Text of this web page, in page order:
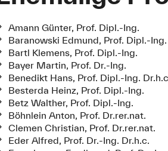
Amann Günter, Prof. Dipl.-Ing.
Baranowski Edmund, Prof. Dipl.-Ing.
Bartl Klemens, Prof. Dipl.-Ing.
Bayer Martin, Prof. Dr.-Ing.
Benedikt Hans, Prof. Dipl.-Ing.
Besterda Heinz, Prof. Dipl.-Ing.
Betz Walther, Prof. Dipl.-Ing.
Böhnlein Anton, Prof. Dr.rer.nat.
Clemen Christian, Prof. Dr.rer.nat.
Eder Alfred, Prof. Dr.-Ing. Dr.h.c.